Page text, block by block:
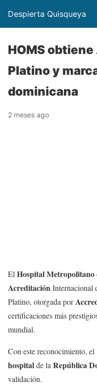
Despierta Quisqueya
HOMS
Platino y
dominicana
2 meses ago
ElHospital Metropolitano
AcreditaciónInternacional
Platino, otorgada por
certificaciones más
mundial.
Con este reconocimiento, el
hospitalde laRepública
validación.